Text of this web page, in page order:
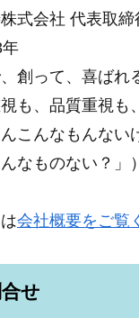
式会社 代表取締
創って、喜ばれ
も、品質重視も、
んこんなもんない
なものない？」
会社概要をご覧
せ